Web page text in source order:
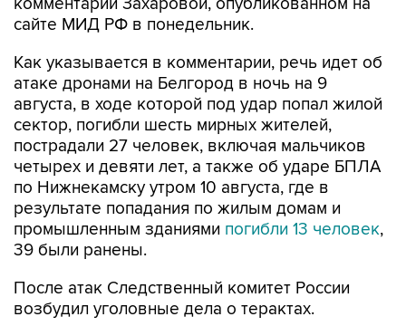
сайте МИД РФ в понедельник.
Как указывается в комментарии, речь идет об
атаке дронами на Белгород в ночь на 9
августа, в ходе которой под удар попал жилой
сектор, погибли шесть мирных жителей,
пострадали 27 человек, включая мальчиков
четырех и девяти лет, а также об ударе БПЛА
по Нижнекамску утром 10 августа, где в
результате попадания по жилым домам и
промышленным зданиями погибли 13 человек,
39 были ранены.
После атак Следственный комитет России
возбудил уголовные дела о терактах.